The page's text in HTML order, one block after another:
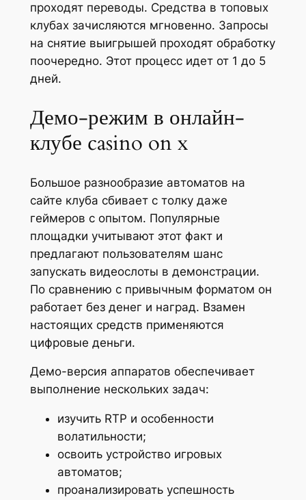
проходят переводы. Средства в топовых
клубах зачисляются мгновенно. Запросы
на снятие выигрышей проходят обработку
поочередно. Этот процесс идет от 1 до 5
дней.
Демо-режим в онлайн-
клубе casino on x
Большое разнообразие автоматов на
сайте клуба сбивает с толку даже
геймеров с опытом. Популярные
площадки учитывают этот факт и
предлагают пользователям шанс
запускать видеослоты в демонстрации.
По сравнению с привычным форматом он
работает без денег и наград. Взамен
настоящих средств применяются
цифровые деньги.
Демо-версия аппаратов обеспечивает
выполнение нескольких задач:
изучить RTP и особенности
волатильности;
освоить устройство игровых
автоматов;
проанализировать успешность